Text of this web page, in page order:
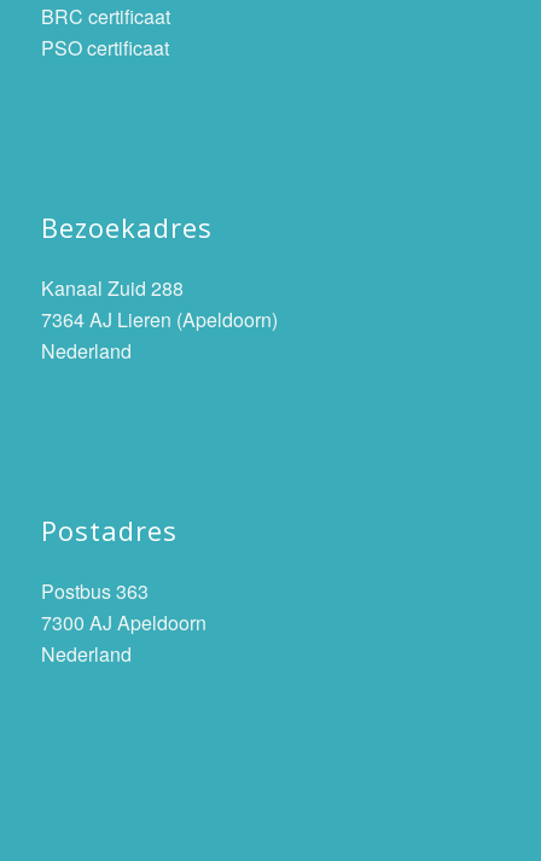
BRC certificaat
PSO certificaat
Bezoekadres
Kanaal Zuid 288
7364 AJ Lieren (Apeldoorn)
Nederland
Postadres
Postbus 363
7300 AJ Apeldoorn
Nederland